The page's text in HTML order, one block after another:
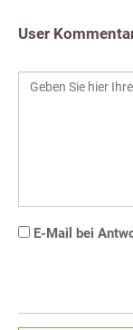
User
E-Mail bei